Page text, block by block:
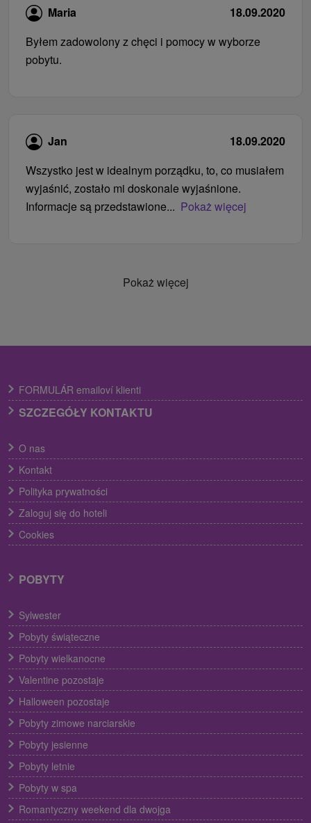
Maria
18.09.2020
Byłem zadowolony z chęci i pomocy w wyborze
pobytu.
Jan
18.09.2020
Wszystko jest w idealnym porządku, to, co musiałem
wyjaśnić, zostało mi doskonale wyjaśnione.
Informacje są przedstawione... Pokaż więcej
Pokaż więcej
FORMULÁR emailoví klienti
SZCZEGÓŁY KONTAKTU
O nas
Kontakt
Polityka prywatności
Zaloguj się do hoteli
Cookies
POBYTY
Sylwester
Pobyty świąteczne
Pobyty wielkanocne
Valentine pozostaje
Halloween pozostaje
Pobyty zimowe narciarskie
Pobyty jesienne
Pobyty letnie
Pobyty w spa
Romantyczny weekend dla dwojga